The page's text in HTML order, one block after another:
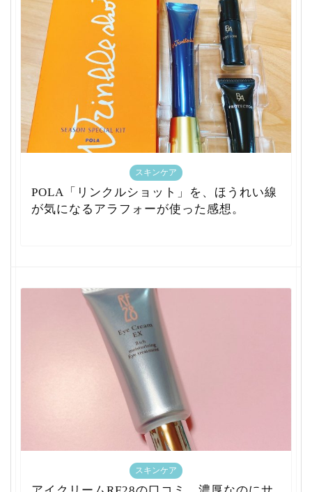
スキンケア
POLA「リンクルショット」を、ほうれい線
が気になるアラフォーが使った感想。
スキンケア